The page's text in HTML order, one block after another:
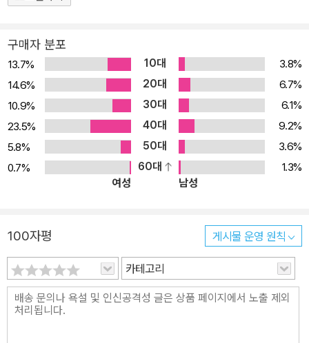
구매자 분포
13.7% 10대
3.8%
14.6%
20대
6.7%
10.9%
30대
6.1%
23.5%
40대
9.2%
5.8%
50대
3.6%
0.7%
60대
1.3%
여성
남성
100자평 게시물 운영 원칙
카테고리